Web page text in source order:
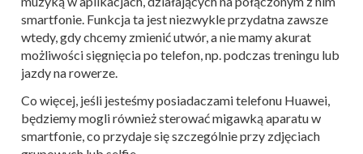
smartfonie. Funkcja ta jest niezwykle przydatna zawsze
wtedy, gdy chcemy zmienić utwór, a nie mamy akurat
możliwości sięgnięcia po telefon, np. podczas treningu lub
jazdy na rowerze.
Co więcej, jeśli jesteśmy posiadaczami telefonu Huawei,
będziemy mogli również sterować migawką aparatu w
smartfonie, co przydaje się szczególnie przy zdjęciach